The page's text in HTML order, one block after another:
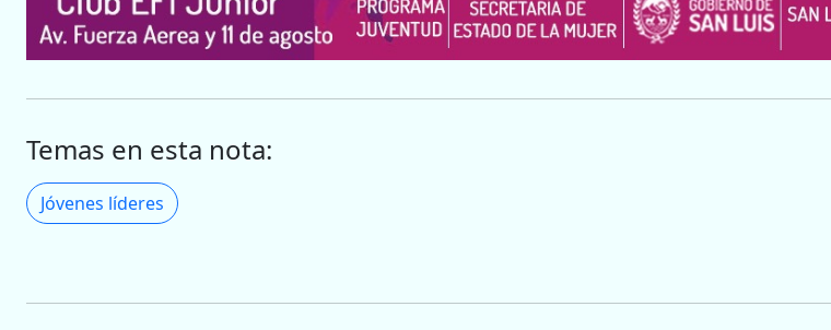
Temas en esta nota:
Jóvenes líderes